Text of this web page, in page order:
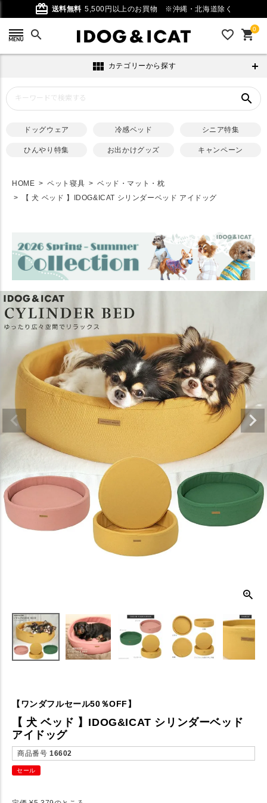
card_giftcard 送料無料 5,500円以上のお買物 ※沖縄・北海道除く
search favorite_outline 0
shopping_cart
view_module カテゴリーから探す
search
ドッグウェア 冷感ベッド シニア特集
ひんやり特集 お出かけグッズ キャンペーン
HOME ペット寝具
ベッド・マット・枕
【 犬 ベッド 】IDOG&ICAT シリンダーベッド アイドッグ
【ワンダフルセール50％OFF】
【 犬 ベッド 】IDOG&ICAT シリンダーベッド
アイドッグ
商品番号 16602
セール